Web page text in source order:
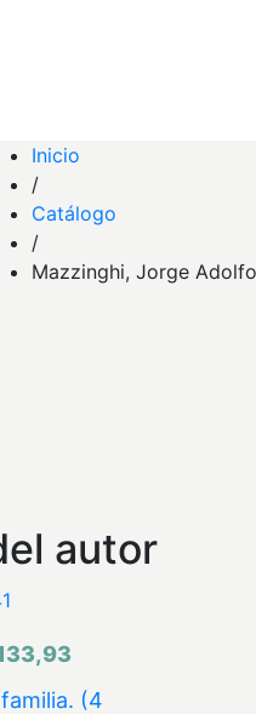
Inicio
/
Catálogo
/
Mazzinghi, Jorge Adolfo
autor
(4
precio